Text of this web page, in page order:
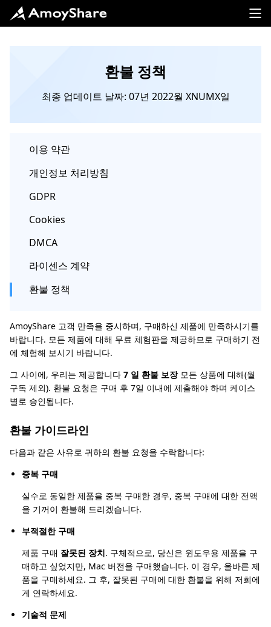
환불 정책
최종 업데이트 날짜: 07년 2022월 XNUMX일
이용 약관
개인정보 처리방침
GDPR
Cookies
DMCA
라이센스 계약
환불 정책
AmoyShare 고객 만족을 중시하며, 구매하신 제품에 만족하시기를
바랍니다. 모든 제품에 대해 무료 체험판을 제공하므로 구매하기 전
에 체험해 보시기 바랍니다.
그 사이에, 우리는 제공합니다 7 일 환불 보장모든 상품에 대해(월
구독 제외). 환불 요청은 구매 후 7일 이내에 제출해야 하며 케이스
별로 승인됩니다.
환불 가이드라인
다음과 같은 사유로 귀하의 환불 요청을 수락합니다:
중복 구매
실수로 동일한 제품을 중복 구매한 경우, 중복 구매에 대한 전액
을 기꺼이 환불해 드리겠습니다.
부적절한 구매
제품 구매 잘못된 장치. 구체적으로, 당신은 윈도우용 제품을 구
매하고 싶었지만, Mac 버전을 구매했습니다. 이 경우, 올바른 제
품을 구매하세요. 그 후, 잘못된 구매에 대한 환불을 위해 저희에
게 연락하세요.
기술적 문제